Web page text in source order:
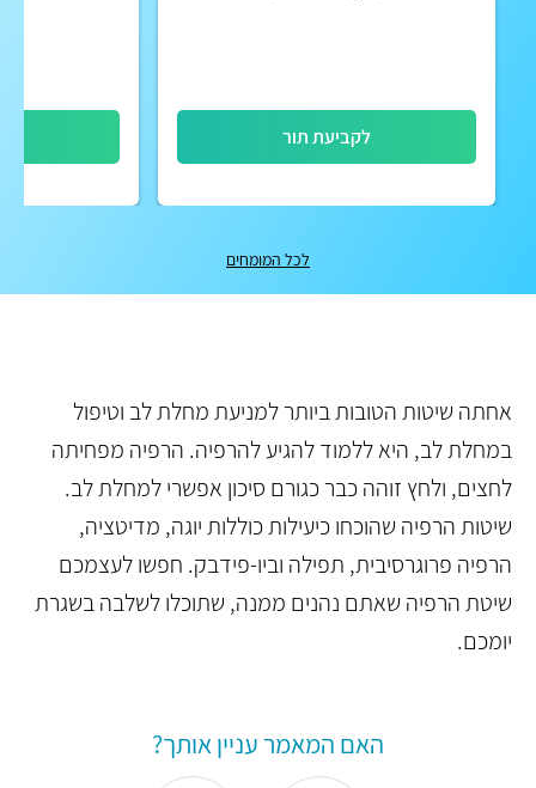
לקביעת תור
לכל המומחים
אחתה שיטות הטובות ביותר למניעת מחלת לב וטיפול
במחלת לב, היא ללמוד להגיע להרפיה. הרפיה מפחיתה
לחצים, ולחץ זוהה כבר כגורם סיכון אפשרי למחלת לב.
שיטות הרפיה שהוכחו כיעילות כוללות יוגה, מדיטציה,
הרפיה פרוגרסיבית, תפילה וביו-פידבק. חפשו לעצמכם
שיטת הרפיה שאתם נהנים ממנה, שתוכלו לשלבה בשגרת
יומכם.
האם המאמר עניין אותך?